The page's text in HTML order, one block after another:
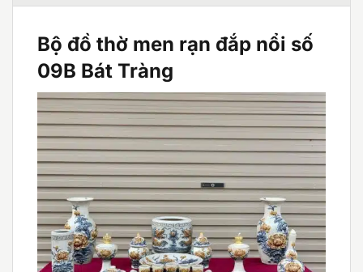
Bộ đồ thờ men rạn đắp nổi số
09B Bát Tràng